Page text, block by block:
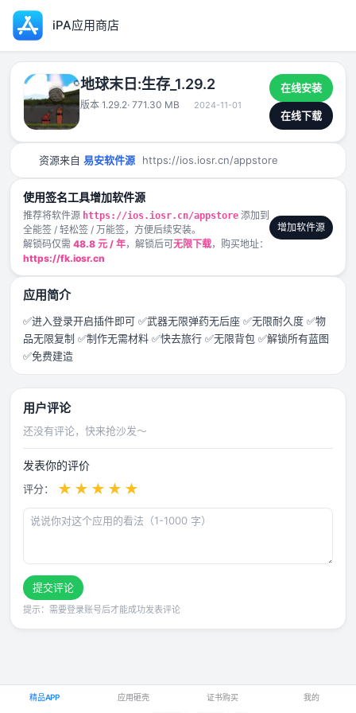
iPA应用商店
地球末日:生存_1.29.2
版本 1.29.2· 771.30 MB 2024-11-01
在线安装
在线下载
资源来自 易安软件源 https://ios.iosr.cn/appstore
使用签名工具增加软件源
推荐将软件源 https://ios.iosr.cn/appstore 添加到
全能签 / 轻松签 / 万能签，方便后续安装。
解锁码仅需 48.8 元 / 年，解锁后可无限下载，购买地址：
https://fk.iosr.cn
增加软件源
应用简介
✅进入登录开启插件即可 ✅武器无限弹药无后座 ✅无限耐久度 ✅物
品无限复制 ✅制作无需材料 ✅快去旅行 ✅无限背包 ✅解锁所有蓝图
✅免费建造
用户评论
还没有评论，快来抢沙发～
发表你的评价
评分： ★ ★ ★ ★ ★
提交评论
提示：需要登录账号后才能成功发表评论
精品APP 应用砸壳 证书购买 我的